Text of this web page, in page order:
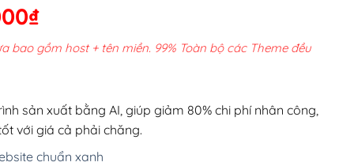
₫Giá
hiện
tại
99,000₫.
bao gồm host + tên miền. 99% Toàn bộ các Theme đều
sản xuất bằng AI, giúp giảm 80% chi phí nhân công,
với giá cả phải chăng.
chuẩn xanh